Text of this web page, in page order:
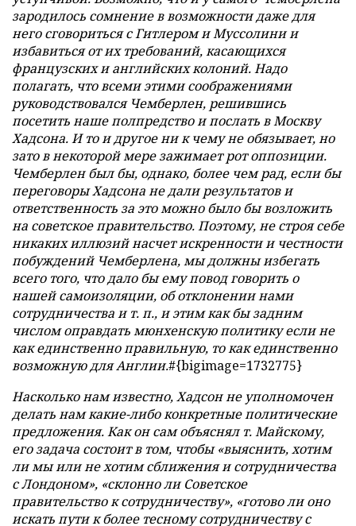
зародилось сомнение в возможности даже для
него сговориться с Гитлером и Муссолини и
избавиться от их требований, касающихся
французских и английских колоний. Надо
полагать, что всеми этими соображениями
руководствовался Чемберлен, решившись
посетить наше полпредство и послать в Москву
Хадсона. И то и другое ни к чему не обязывает, но
зато в некоторой мере зажимает рот оппозиции.
Чемберлен был бы, однако, более чем рад, если бы
переговоры Хадсона не дали результатов и
ответственность за это можно было бы возложить
на советское правительство. Поэтому, не строя себе
никаких иллюзий насчет искренности и честности
побуждений Чемберлена, мы должны избегать
всего того, что дало бы ему повод говорить о
нашей самоизоляции, об отклонении нами
сотрудничества и т. п., и этим как бы задним
числом оправдать мюнхенскую политику если не
как единственно правильную, то как единственно
возможную для Англии.#{bigimage=1732775}
Насколько нам известно, Хадсон не уполномочен
делать нам какие-либо конкретные политические
предложения. Как он сам объяснял т. Майскому,
его задача состоит в том, чтобы «выяснить, хотим
ли мы или не хотим сближения и сотрудничества
с Лондоном», «склонно ли Советское
правительство к сотрудничеству», «готово ли оно
искать пути к более тесному сотрудничеству с